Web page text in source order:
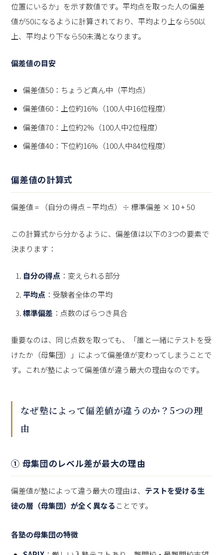
位置にいるか」を示す数値です。平均点を取った人の偏差
値が50になるように計算されており、平均より上なら50以
上、平均より下なら50未満となります。
偏差値の目安
偏差値50：ちょうど真ん中（平均点）
偏差値60：上位約16%（100人中16位程度）
偏差値70：上位約2%（100人中2位程度）
偏差値40：下位約16%（100人中84位程度）
偏差値の計算式
偏差値 = （自分の得点 − 平均点）÷ 標準偏差 × 10 + 50
この計算式から分かるように、偏差値は以下の3つの要素で
決まります：
自分の得点 ：変えられる部分
平均点 ：受験者全体の平均
標準偏差 ：点数のばらつき具合
重要なのは、同じ点数を取っても、「誰と一緒にテストを受
けたか（母集団）」によって偏差値が変わってしまうことで
す。これが塾によって偏差値が違う最大の理由なのです。
なぜ塾によって偏差値が違うのか？5つの理
由
① 母集団のレベル差が最大の理由
偏差値が塾によって違う最大の理由は、 テストを受ける生
徒の層（母集団）が全く異なる ことです。
各塾の母集団の特徴